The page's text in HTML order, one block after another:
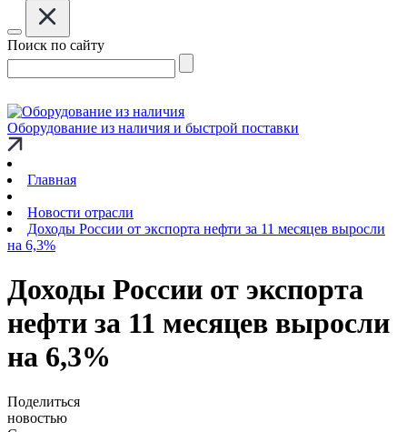
Поиск по сайту
Оборудование из наличия и быстрой поставки
Главная
Новости отрасли
Доходы России от экспорта нефти за 11 месяцев выросли
на 6,3%
Доходы России от экспорта
нефти за 11 месяцев выросли
на 6,3%
Поделиться
новостью